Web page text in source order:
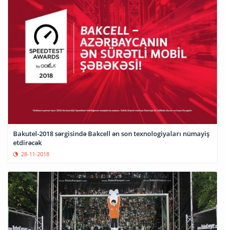
Bakutel-2018 sərgisində Bakcell ən son texnologiyaları nümayiş
etdirəcək
28-11-2018